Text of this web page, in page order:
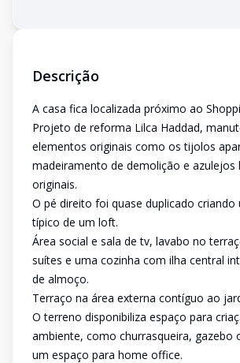
Descrição
A casa fica localizada próximo ao
Projeto de reforma Lilca Haddad,
elementos originais como os tijolos
madeiramento de demolição e azulejos
originais.
O pé direito foi quase duplicado criando
típico de um loft.
Área social e sala de tv, lavabo no
suítes e uma cozinha com ilha central
de almoço.
Terraço na área externa contíguo ao
O terreno disponibiliza espaço para
ambiente, como churrasqueira, gazebo
um espaço para home office.